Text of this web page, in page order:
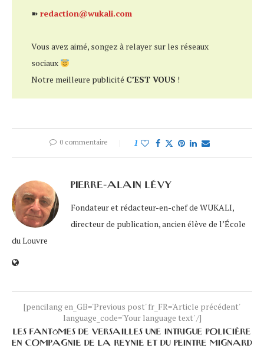
➽redaction@wukali.com
Vous avez aimé, songez à relayer sur les réseaux
sociaux
Notre meilleure publicité C’EST VOUS !
0 commentaire 1
PIERRE-ALAIN LÉVY
Fondateur et rédacteur-en-chef de WUKALI,
directeur de publication, ancien élève de l’École
du Louvre
[pencilang en_GB='Previous post' fr_FR='Article précédent'
language_code='Your language text' /]
LES FANTÔMES DE VERSAILLES UNE INTRIGUE POLICIÈRE
EN COMPAGNIE DE LA REYNIE ET DU PEINTRE MIGNARD